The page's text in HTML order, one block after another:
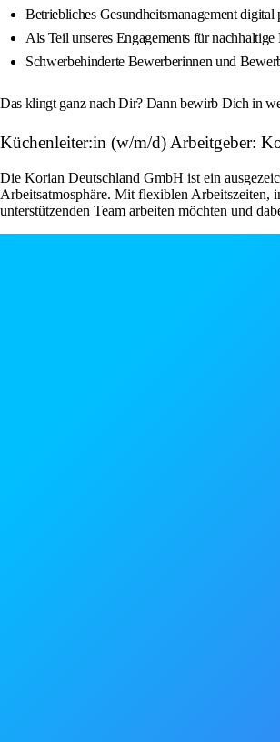
Betriebliches Gesundheitsmanagement digital
Als Teil unseres Engagements für
Schwerbehinderte Bewerberinnen und
Das klingt ganz nach Dir? Dann bewirb Dich in
Küchenleiter:in (w/m/d) Arbeitgeber:
Die Korian Deutschland GmbH ist ein
Arbeitsatmosphäre. Mit flexiblen Arbeitszeiten,
unterstützenden Team arbeiten möchten und